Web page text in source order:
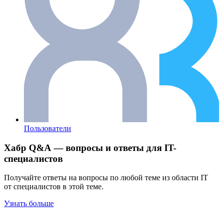
Пользователи
Хабр Q&A — вопросы и ответы для IT-
специалистов
Получайте ответы на вопросы по любой теме из области IT
от специалистов в этой теме.
Узнать больше